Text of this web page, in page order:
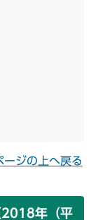
ージの上へ戻る
2018年（平